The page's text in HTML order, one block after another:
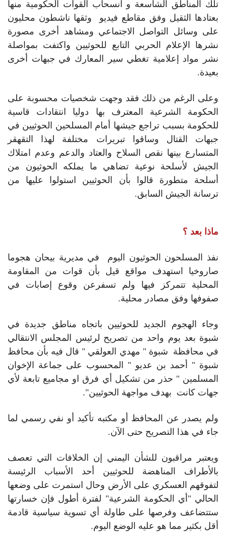
تلك المناطق الشاسعة و انسحاب القوات الحكومية منها
بعتادها الثقيل وفق مقاطع فيديو وثقها ناشطون محليون
على وسائل التواصل الاجتماعي ومشاهد أخرى مصورة
نشرها الإعلام الحربي التابع للحوثيين واكتفت بمواصلة
نشر مواد إعلامية تغطي سير المعارك في جبهات أخرى
بعيدة.
وعلى الرغم من ذلك فقد وجهت شخصيات محسوبة على
الحكومة الشرعية المعترف بها دوليا انتقادات قاسية
للحكومة بسبب تراجع جيشها أمام المسلحين الحوثيين في
جبهات القتال وساقوا تبريرات مختلفة لهذا التقهقر
المتسارع بينها نقص السلاح والعتاد والدعم وعدم امتلاك
الجيش لأسلحة نوعية تضاهي ما يملكه الحوثيون من
أسلحة متطورة قالوا بأن الحوثيين استولوا عليها من
ترسانة الجيش السابق.
ماذا بعد ؟
نفذ المسلحون الحوثيون اليوم في مديرية بيحان هجوما
صاروخيا استهدف مواقع قيل بأن قوات من المقاومة
المحلية تتمركز فيها ولم تسفرعن وقوع إصابات في
صفوفها وفق مصادر محلية.
وجاء الهجوم الجديد للحوثيين باتجاه مناطق جديدة في
شبوة بعد يوم واحد من تصريح لرئيس المجلس الانتقالي
في محافظة شبوة " مهدي العولقي " قال فيه بأن محافظ
شبوة " أحمد بن عديو " المحسوب على جماعة الإخوان
المسلمين " حذر من تشكيل أي فرق او مجاميع تابعة لأي
جهات كانت بهدف مواجهة الحوثيين".
ولم يصدر عن المحافظ أو مكتبه تأكيد أو نفي رسمي لما
جاء في هذا التصريح حتى الآن.
ويعتبر مراقبون للشأن اليمني إن الخلافات التي تعصف
بالأطراف المناهضة للحوثيين أحد الأسباب الرئيسة
لتفوقهم العسكري على الأرض وحال استمرت على وضعها
الحالي "أي الحكومة الشرعية" لفترة أطول فإن خسارتها
ستتضاعف وفرصها على طاولة أي تسوية سياسية قادمة
أقل بكثير مما هو عليه الوضع اليوم.